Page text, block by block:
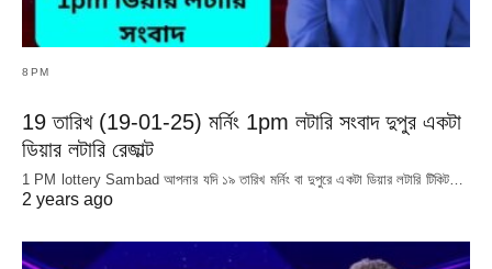
8PM
19 তারিখ (19-01-25) মর্নিং 1pm লটারি সংবাদ দুপুর একটা
ডিয়ার লটারি রেজাল্ট
1 PM lottery Sambad আপনার যদি ১৯ তারিখ মর্নিং বা দুপুরে একটা ডিয়ার লটারি টিকিট…
2 years ago